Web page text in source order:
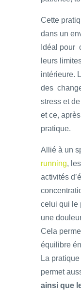
Cette
dans un
Idéal pour
leurs
intérieure.
des
stress et
et ce,
pratique.
Allié à un
running,
activités
celui qui le
une
Cela
équilibre
La
permet
ainsi que